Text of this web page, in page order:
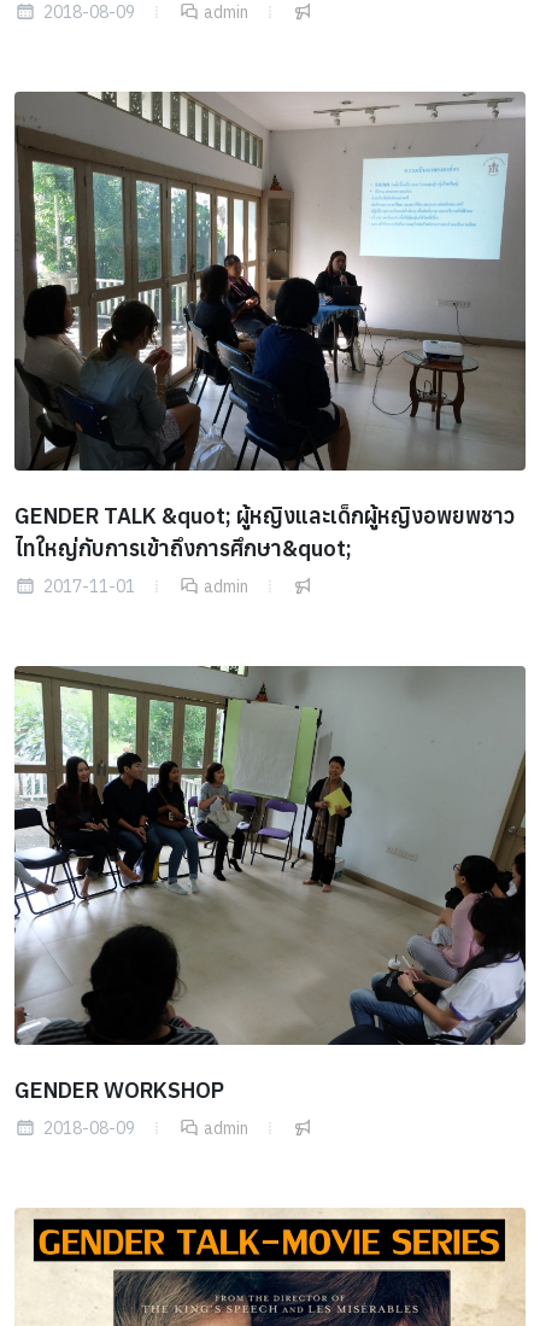
2018-08-09 admin
GENDER TALK &quot; ผู้หญิงและเด็กผู้หญิงอพยพชาว
ไทใหญ่กับการเข้าถึงการศึกษา&quot;
2017-11-01 admin
GENDER WORKSHOP
2018-08-09 admin